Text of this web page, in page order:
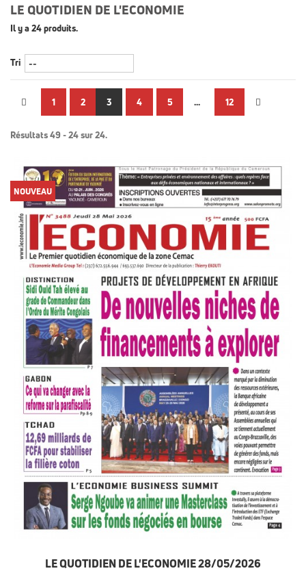
LE QUOTIDIEN DE L'ECONOMIE
Il y a 24 produits.
Tri
1 2 3 4 5 ... 12
Résultats 49 - 24 sur 24.
NOUVEAU
LE QUOTIDIEN DE L'ECONOMIE 28/05/2026